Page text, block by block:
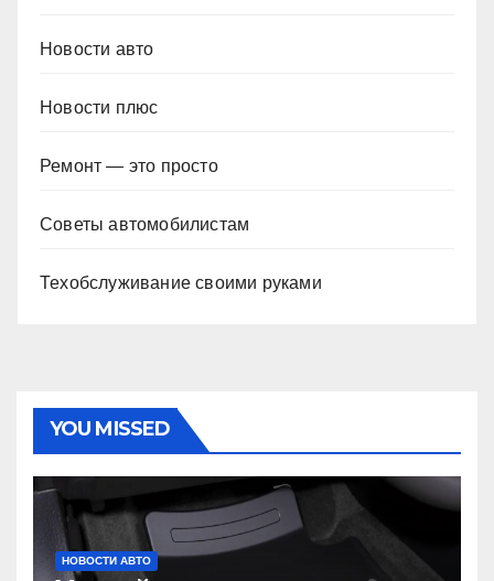
Новости авто
Новости плюс
Ремонт — это просто
Советы автомобилистам
Техобслуживание своими руками
YOU MISSED
НОВОСТИ АВТО